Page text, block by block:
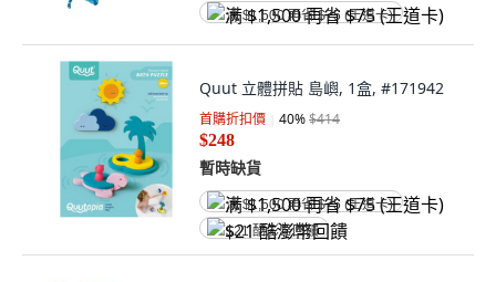
满 $1,500 再省 $75 (王道卡)
Quut 立體拼貼 島嶼, 1盒, #171942
首購折扣價 40%$414
$248
暫時缺貨
满 $1,500 再省 $75 (王道卡)
$21 酷澎幣回饋